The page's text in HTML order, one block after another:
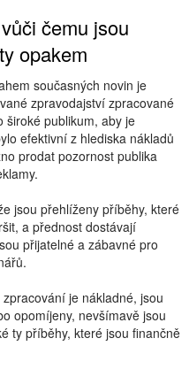
čemu jsou
opakem
současných novin je
zpravodajství zpracované
široké publikum, aby je
efektivní z hlediska nákladů
prodat pozornost publika
jsou přehlíženy příběhy, které
a přednost dostávají
přijatelné a zábavné pro
je nákladné, jsou
opomíjeny, nevšímavě jsou
ty příběhy, které jsou finančně